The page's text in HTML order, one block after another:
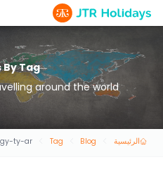
By Tag
around the world
الرئيسية Blog
Tag